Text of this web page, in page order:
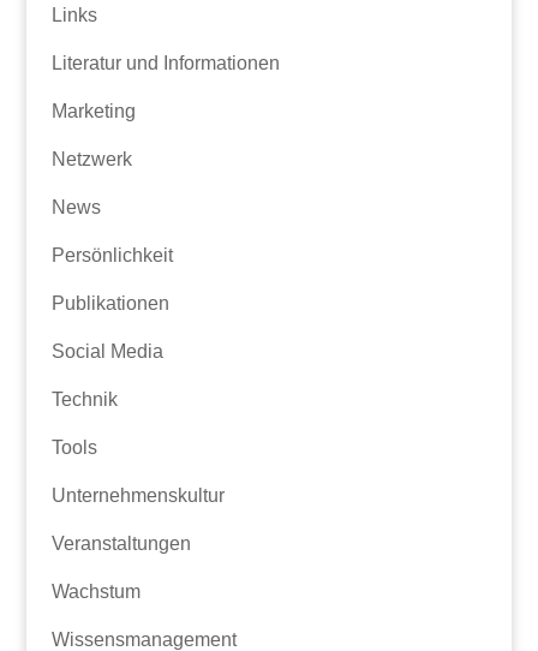
Links
Literatur und Informationen
Marketing
Netzwerk
News
Persönlichkeit
Publikationen
Social Media
Technik
Tools
Unternehmenskultur
Veranstaltungen
Wachstum
Wissensmanagement